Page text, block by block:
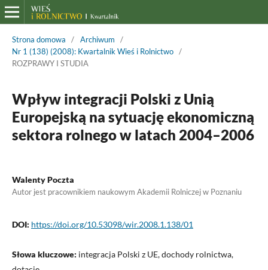
Strona domowa / Archiwum
/
Nr 1 (138) (2008): Kwartalnik Wieś i Rolnictwo /
ROZPRAWY I STUDIA
Wpływ integracji Polski z Unią
Europejską na sytuację ekonomiczną
sektora rolnego w latach 2004–2006
Walenty Poczta
Autor jest pracownikiem naukowym Akademii Rolniczej w Poznaniu
DOI: https://doi.org/10.53098/wir.2008.1.138/01
Słowa kluczowe: integracja Polski z UE, dochody rolnictwa,